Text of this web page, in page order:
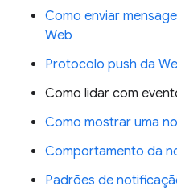
Como enviar
Web
Protocolo push da
Como lidar com
Como mostrar uma
Comportamento da
Padrões de